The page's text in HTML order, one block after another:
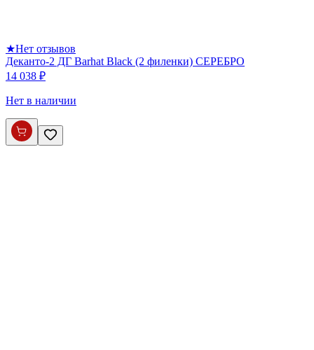
★Нет отзывов
Деканто-2 ДГ Barhat Black (2 филенки) СЕРЕБРО
14 038 ₽
Нет в наличии